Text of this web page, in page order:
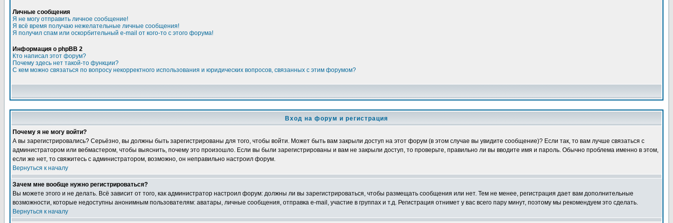
Личные сообщения
Я не могу отправить личное сообщение!
Я всё время получаю нежелательные личные сообщения!
Я получил спам или оскорбительный e-mail от кого-то с этого форума!
Информация о phpBB 2
Кто написал этот форум?
Почему здесь нет такой-то функции?
С кем можно связаться по вопросу некорректного использования и юридических вопросов, связанных с этим форумом?
Вход на форум и регистрация
Почему я не могу войти?
А вы зарегистрировались? Серьёзно, вы должны быть зарегистрированы для того, чтобы войти. Может быть вам закрыли доступ на этот форум (в этом случае вы увидите сообщение)? Если так, то вам лучше связаться с
администратором или вебмастером, чтобы выяснить, почему это произошло. Если вы были зарегистрированы и вам не закрыли доступ, то проверьте, правильно ли вы вводите имя и пароль. Обычно проблема именно в этом,
если же нет, то свяжитесь с администратором, возможно, он неправильно настроил форум.
Вернуться к началу
Зачем мне вообще нужно регистрироваться?
Вы можете этого и не делать. Всё зависит от того, как администратор настроил форум: должны ли вы зарегистрироваться, чтобы размещать сообщения или нет. Тем не менее, регистрация дает вам дополнительные
возможности, которые недоступны анонимным пользователям: аватары, личные сообщения, отправка e-mail, участие в группах и т.д. Регистрация отнимет у вас всего пару минут, поэтому мы рекомендуем это сделать.
Вернуться к началу